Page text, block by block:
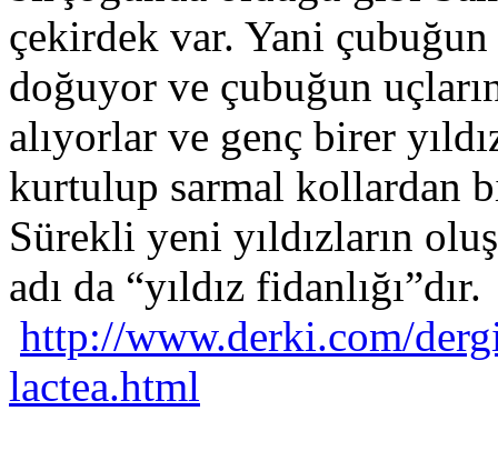
çekirdek var. Yani
doğuyor ve çubuğun
alıyorlar ve genç birer
kurtulup sarmal kollardan
Sürekli yeni yıldızların
adı da “yıldız fidanlığı”dır.
http://www.derki.com/
lactea.html